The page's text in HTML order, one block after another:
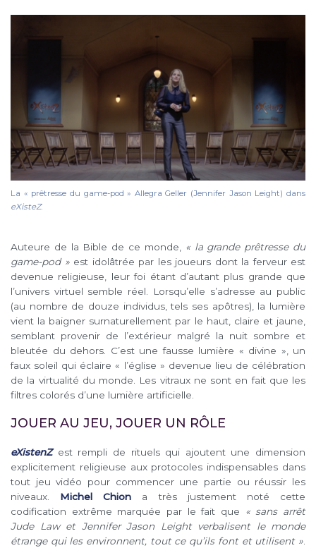
La « prêtresse du game-pod » Allegra Geller (Jennifer Jason Leight) dans
eXisteZ.
Auteure de la Bible de ce monde, « la grande prêtresse du
game-pod »est idolâtrée par les joueurs dont la ferveur est
devenue religieuse, leur foi étant d’autant plus grande que
l’univers virtuel semble réel. Lorsqu’elle s’adresse au public
(au nombre de douze individus, tels ses apôtres), la lumière
vient la baigner surnaturellement par le haut, claire et jaune,
semblant provenir de l’extérieur malgré la nuit sombre et
bleutée du dehors. C’est une fausse lumière « divine », un
faux soleil qui éclaire « l’église » devenue lieu de célébration
de la virtualité du monde. Les vitraux ne sont en fait que les
filtres colorés d’une lumière artificielle.
JOUER AU JEU, JOUER UN RÔLE
eXistenZest rempli de rituels qui ajoutent une dimension
explicitement religieuse aux protocoles indispensables dans
tout jeu vidéo pour commencer une partie ou réussir les
niveaux. Michel Chion a très justement noté cette
codification extrême marquée par le fait que « sans arrêt
Jude Law et Jennifer Jason Leight verbalisent le monde
étrange qui les environnent, tout ce qu’ils font et utilisent ».